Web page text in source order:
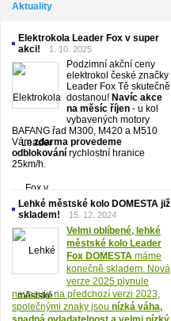
Aktuality
Elektrokola Leader Fox v super
akci!
1. 10. 2025
Podzimní akční ceny
elektrokol české značky
Leader Fox Tě skutečně
dostanou! Navíc akce
na měsíc říjen - u kol
vybavených motory
BAFANG řad M300, M420 a M510
Vámzdarma provedeme
odblokování rychlostní hranice
25km/h.
Lehké městské kolo DOMESTA již
skladem!
15. 12. 2024
Velmi oblíbené, lehké
městské kolo Leader
Fox DOMESTA máme
konečně skladem. Nová
verze 2025 plynule
navazuje na předchozí verzi 2023,
společnými znaky jsou nízká váha,